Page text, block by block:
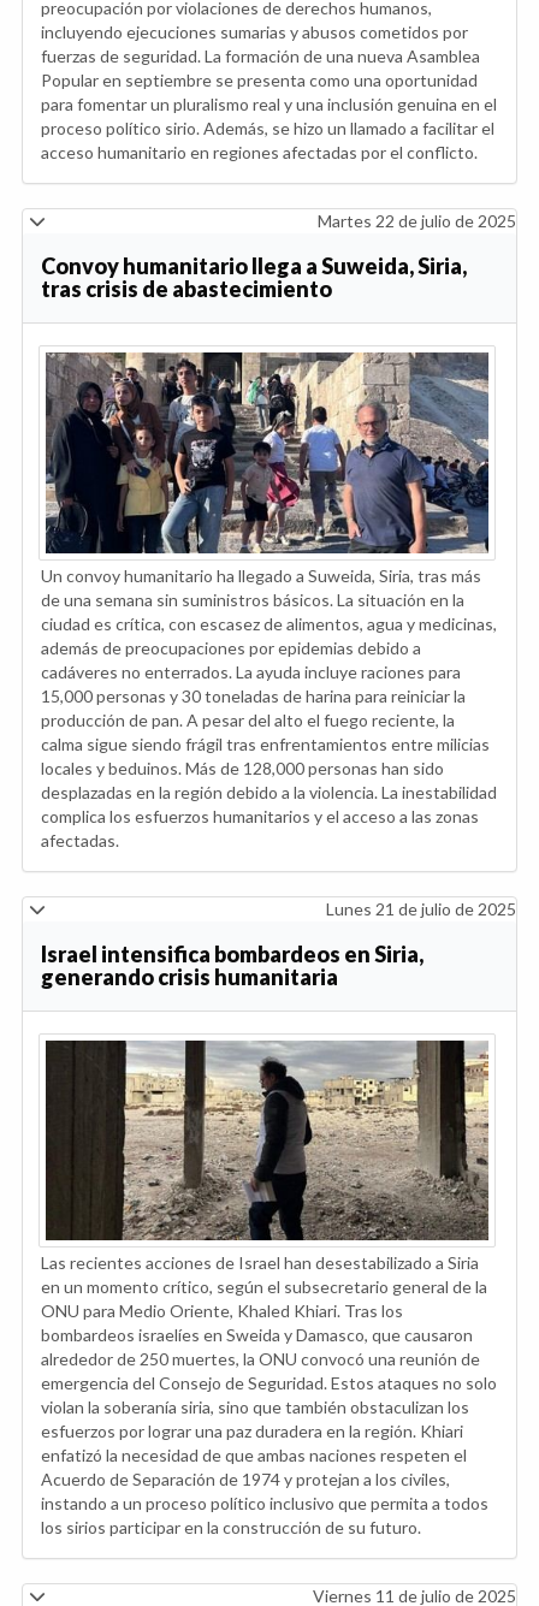
preocupación por violaciones de derechos humanos,
incluyendo ejecuciones sumarias y abusos cometidos por
fuerzas de seguridad. La formación de una nueva Asamblea
Popular en septiembre se presenta como una oportunidad
para fomentar un pluralismo real y una inclusión genuina en el
proceso político sirio. Además, se hizo un llamado a facilitar el
acceso humanitario en regiones afectadas por el conflicto.
Martes 22 de julio de 2025
Convoy humanitario llega a Suweida, Siria,
tras crisis de abastecimiento
Un convoy humanitario ha llegado a Suweida, Siria, tras más
de una semana sin suministros básicos. La situación en la
ciudad es crítica, con escasez de alimentos, agua y medicinas,
además de preocupaciones por epidemias debido a
cadáveres no enterrados. La ayuda incluye raciones para
15,000 personas y 30 toneladas de harina para reiniciar la
producción de pan. A pesar del alto el fuego reciente, la
calma sigue siendo frágil tras enfrentamientos entre milicias
locales y beduinos. Más de 128,000 personas han sido
desplazadas en la región debido a la violencia. La inestabilidad
complica los esfuerzos humanitarios y el acceso a las zonas
afectadas.
Lunes 21 de julio de 2025
Israel intensifica bombardeos en Siria,
generando crisis humanitaria
Las recientes acciones de Israel han desestabilizado a Siria
en un momento crítico, según el subsecretario general de la
ONU para Medio Oriente, Khaled Khiari. Tras los
bombardeos israelíes en Sweida y Damasco, que causaron
alrededor de 250 muertes, la ONU convocó una reunión de
emergencia del Consejo de Seguridad. Estos ataques no solo
violan la soberanía siria, sino que también obstaculizan los
esfuerzos por lograr una paz duradera en la región. Khiari
enfatizó la necesidad de que ambas naciones respeten el
Acuerdo de Separación de 1974 y protejan a los civiles,
instando a un proceso político inclusivo que permita a todos
los sirios participar en la construcción de su futuro.
Viernes 11 de julio de 2025